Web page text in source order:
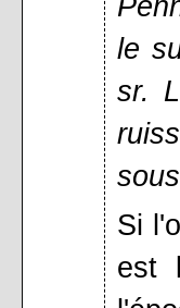
le
sr.
Si
est